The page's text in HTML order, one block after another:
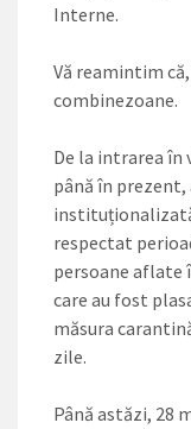
Interne.
Vă reamintim
combinezoane.
De la intrarea în
până în
instituționalizată
respectat
persoane aflate
care au fost
măsura
zile.
Până astăzi, 28